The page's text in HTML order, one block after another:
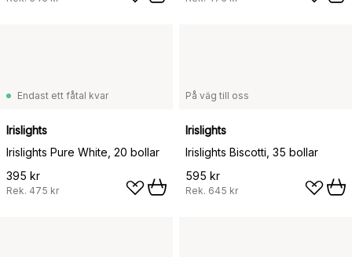
Endast ett fåtal kvar
Irislights
Irislights Pure White, 20 bollar
395 kr
Rek. 475 kr
På väg till oss
Irislights
Irislights Biscotti, 35 bollar
595 kr
Rek. 645 kr